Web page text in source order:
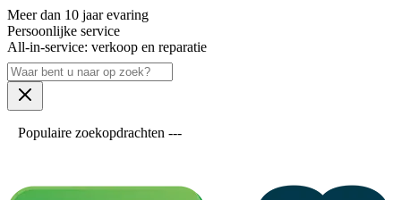
Meer dan 10 jaar evaring
Persoonlijke service
All-in-service: verkoop en reparatie
Populaire zoekopdrachten ---